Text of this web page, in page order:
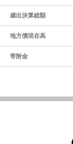
歳出決算総額
地方債現在高
寄附金